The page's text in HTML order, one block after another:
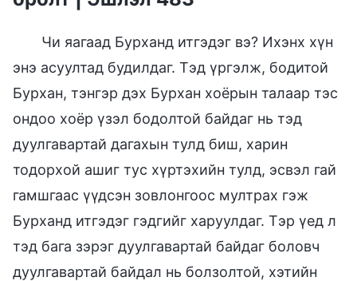
Чи яагаад Бурханд итгэдэг вэ? Ихэнх хүн
энэ асуултад будилдаг. Тэд үргэлж, бодитой
Бурхан, тэнгэр дэх Бурхан хоёрын талаар тэс
ондоо хоёр үзэл бодолтой байдаг нь тэд
дуулгавартай дагахын тулд биш, харин
тодорхой ашиг тус хүртэхийн тулд, эсвэл гай
гамшгаас үүдсэн зовлонгоос мултрах гэж
Бурханд итгэдэг гэдгийг харуулдаг. Тэр үед л
тэд бага зэрэг дуулгавартай байдаг боловч
дуулгавартай байдал нь болзолтой, хэтийн